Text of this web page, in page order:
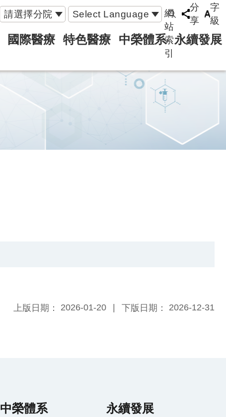
請選擇分院 Select Language
網
站
索
引
分
享
字
級
國際醫療 特色醫療 中榮體系 永續發展
上版日期： 2026-01-20 下版日期： 2026-12-31
中榮體系 永續發展